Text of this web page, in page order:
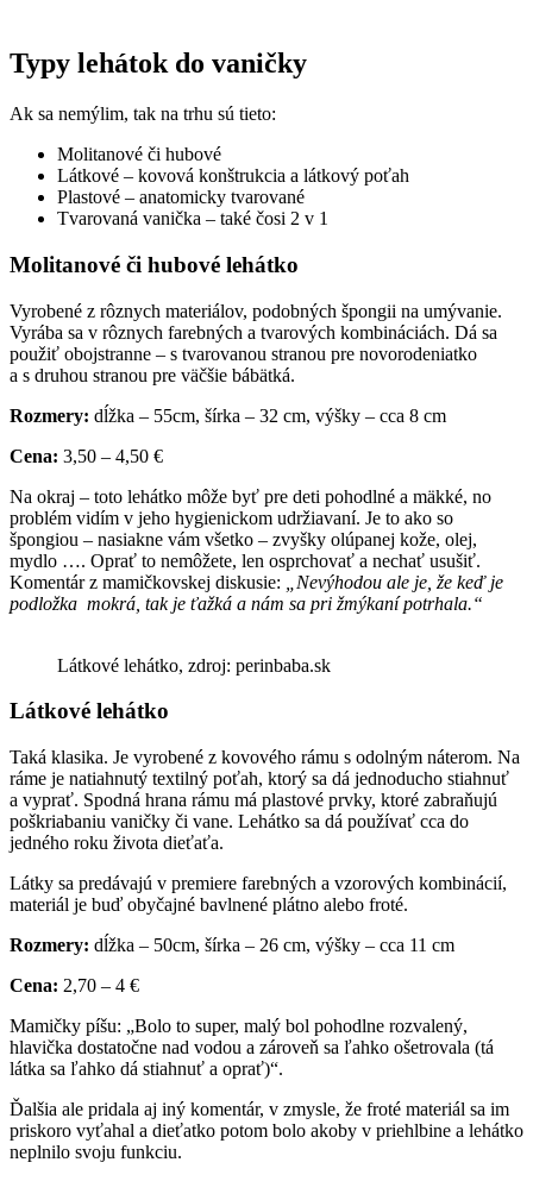
Typy lehátok do vaničky
Ak sa nemýlim, tak na trhu sú tieto:
Molitanové či hubové
Látkové – kovová konštrukcia a látkový poťah
Plastové – anatomicky tvarované
Tvarovaná vanička – také čosi 2 v 1
Molitanové či hubové lehátko
Vyrobené z rôznych materiálov, podobných špongii na umývanie.
Vyrába sa v rôznych farebných a tvarových kombináciách. Dá sa
použiť obojstranne – s tvarovanou stranou pre novorodeniatko
a s druhou stranou pre väčšie bábätká.
Rozmery: dĺžka – 55cm, šírka – 32 cm, výšky – cca 8 cm
Cena: 3,50 – 4,50 €
Na okraj – toto lehátko môže byť pre deti pohodlné a mäkké, no
problém vidím v jeho hygienickom udržiavaní. Je to ako so
špongiou – nasiakne vám všetko – zvyšky olúpanej kože, olej,
mydlo …. Oprať to nemôžete, len osprchovať a nechať usušiť.
Komentár z mamičkovskej diskusie:
„Nevýhodou ale je, že keď je
podložka mokrá, tak je ťažká a nám sa pri žmýkaní potrhala.“
Látkové lehátko, zdroj: perinbaba.sk
Látkové lehátko
Taká klasika. Je vyrobené z kovového rámu s odolným náterom. Na
ráme je natiahnutý textilný poťah, ktorý sa dá jednoducho stiahnuť
a vyprať. Spodná hrana rámu má plastové prvky, ktoré zabraňujú
poškriabaniu vaničky či vane. Lehátko sa dá používať cca do
jedného roku života dieťaťa.
Látky sa predávajú v premiere farebných a vzorových kombinácií,
materiál je buď obyčajné bavlnené plátno alebo froté.
Rozmery: dĺžka – 50cm, šírka – 26 cm, výšky – cca 11 cm
Cena: 2,70 – 4 €
Mamičky píšu: „Bolo to super, malý bol pohodlne rozvalený,
hlavička dostatočne nad vodou a zároveň sa ľahko ošetrovala (tá
látka sa ľahko dá stiahnuť a oprať)“.
Ďalšia ale pridala aj iný komentár, v zmysle, že froté materiál sa im
priskoro vyťahal a dieťatko potom bolo akoby v priehlbine a lehátko
neplnilo svoju funkciu.